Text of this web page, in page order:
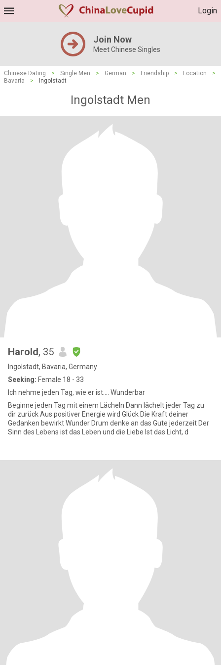
Login
Join Now
Meet Chinese Singles
Chinese Dating > Single Men > German > Friendship > Location
>
Bavaria
> Ingolstadt
Ingolstadt Men
Harold, 35
Ingolstadt, Bavaria, Germany
Seeking: Female 18 - 33
Ich nehme jeden Tag, wie er ist.... Wunderbar
Beginne jeden Tag mit einem Lächeln Dann lächelt jeder Tag zu
dir zurück Aus positiver Energie wird Glück Die Kraft deiner
Gedanken bewirkt Wunder Drum denke an das Gute jederzeit Der
Sinn des Lebens ist das Leben und die Liebe Ist das Licht, d